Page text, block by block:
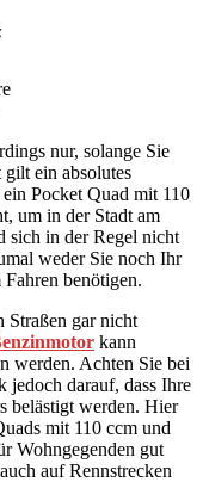
nur, solange Sie
ein absolutes
Pocket Quad mit 110
um in der Stadt am
sich in der Regel nicht
weder Sie noch Ihr
Fahren benötigen.
Straßen gar nicht
kann
werden. Achten Sie bei
jedoch darauf, dass Ihre
belästigt werden. Hier
mit 110 ccm und
Wohngegenden gut
auf Rennstrecken